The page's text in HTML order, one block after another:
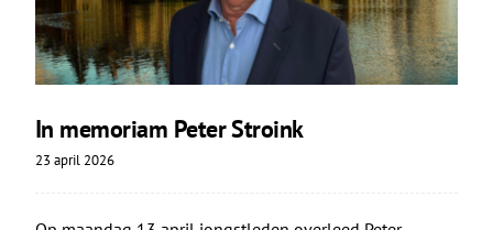
In memoriam Peter Stroink
23 april 2026